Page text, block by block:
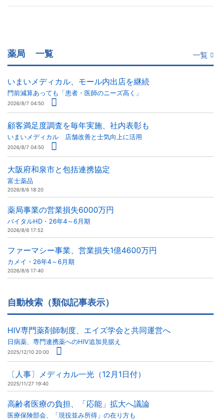
薬局 一覧 一覧
いまいメディカル、モール内出店を継続
門前減算あっても「患者・医師のニーズ高く」
2026/8/7 04:50
顧客満足度調査を毎年実施、社内表彰も
いまいメディカル 店舗改善と士気向上に活用
2026/8/7 04:50
大阪府和泉市と包括連携協定
富士薬品
2026/8/6 18:20
薬局事業の営業損失6000万円
バイタルHD・26年4～6月期
2026/8/6 17:52
ファーマシー事業、営業損失1億4600万円
カメイ・26年4～6月期
2026/8/6 17:40
自動検索（類似記事表示）
HIV専門薬剤師制度、エイズ学会と共同運営へ
日病薬、専門連携薬へのHIV追加見据え
2025/12/10 20:00
〔人事〕メディカル一光（12月1日付）
2025/11/27 19:40
高齢者医療の負担、「応能」拡大へ議論
医療保険部会、「現役並み所得」の在り方も